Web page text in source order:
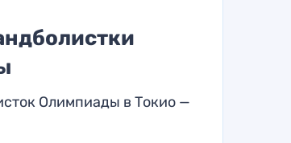
Олимпиады в Токио —